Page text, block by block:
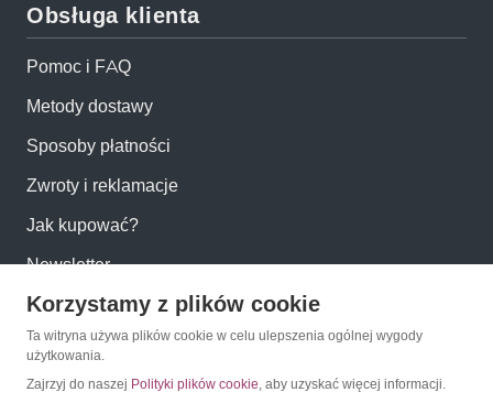
Obsługa klienta
Pomoc i FAQ
Metody dostawy
Sposoby płatności
Zwroty i reklamacje
Jak kupować?
Newsletter
Konto
Moje konto
Korzystamy z plików cookie
Ta witryna używa plików cookie w celu ulepszenia ogólnej wygody
użytkowania.
Zajrzyj do naszej Polityki plików cookie, aby uzyskać więcej informacji.